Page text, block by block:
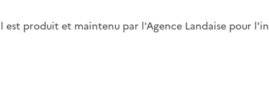
produit et maintenu par l'Agence Landaise pour